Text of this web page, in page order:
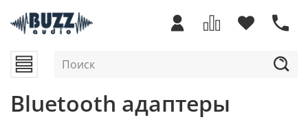
Bluetooth адаптеры